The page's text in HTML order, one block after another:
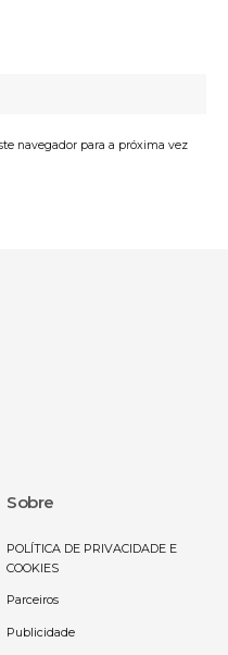
navegador para a próxima vez
Sobre
POLÍTICA DE PRIVACIDADE E
COOKIES
Parceiros
Publicidade